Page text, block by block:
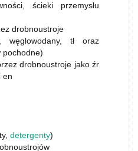
ścieki przemysłu
drobnoustroje
węglowodany, tł oraz
pochodne)
drobnoustroje jako źr
en
detergenty)